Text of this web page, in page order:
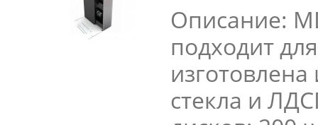
Описание:
подходит
стекла и